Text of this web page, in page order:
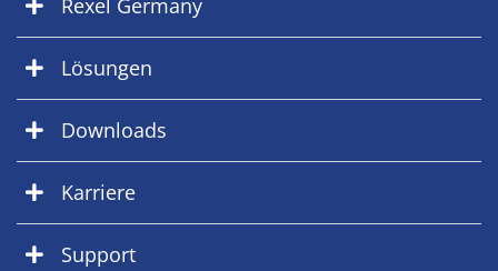
Rexel Germany
Lösungen
Downloads
Karriere
Support